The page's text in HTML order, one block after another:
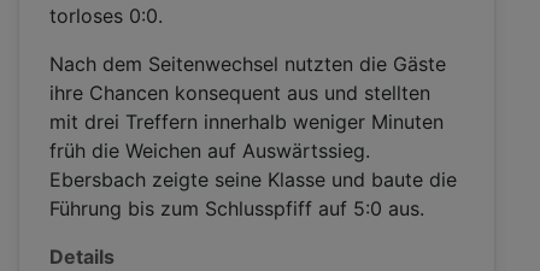
torloses 0:0.
Nach dem Seitenwechsel nutzten die Gäste
ihre Chancen konsequent aus und stellten
mit drei Treffern innerhalb weniger Minuten
früh die Weichen auf Auswärtssieg.
Ebersbach zeigte seine Klasse und baute die
Führung bis zum Schlusspfiff auf 5:0 aus.
Details